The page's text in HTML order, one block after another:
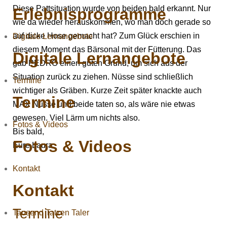
Erlebnisprogramme
Digitale Lernangebote
Digitale Lernangebote
Termine
Termine
Fotos & Videos
Fotos & Videos
Kontakt
Kontakt
Tausend Tatzen Taler
Diese Pattsituation wurde von beiden bald erkannt. Nur
wie da wieder herauskommen, wo man doch gerade so
auf dicke Hose gemacht hat? Zum Glück erschien in
diesem Moment das Bärsonal mit der Fütterung. Das
gab PEDRO einen guten Grund, um sich aus der
Situation zurück zu ziehen. Nüsse sind schließlich
wichtiger als Gräben. Kurze Zeit später knackte auch
MAX Nüsse und beide taten so, als wäre nie etwas
gewesen. Viel Lärm um nichts also.
Bis bald,
Eure Laura
Termine